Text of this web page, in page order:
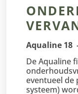
Aqualine 18
De Aqualine
eventueel de
systeem)